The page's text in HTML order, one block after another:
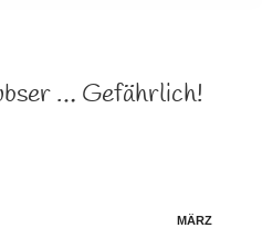
… Gefährlich!
MÄRZ